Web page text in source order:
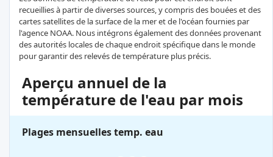
recueillies à partir de diverses sources, y compris des bouées et des
cartes satellites de la surface de la mer et de l'océan fournies par
l'agence NOAA. Nous intégrons également des données provenant
des autorités locales de chaque endroit spécifique dans le monde
pour garantir des relevés de température plus précis.
Aperçu annuel de la
température de l'eau par mois
Plages mensuelles temp. eau